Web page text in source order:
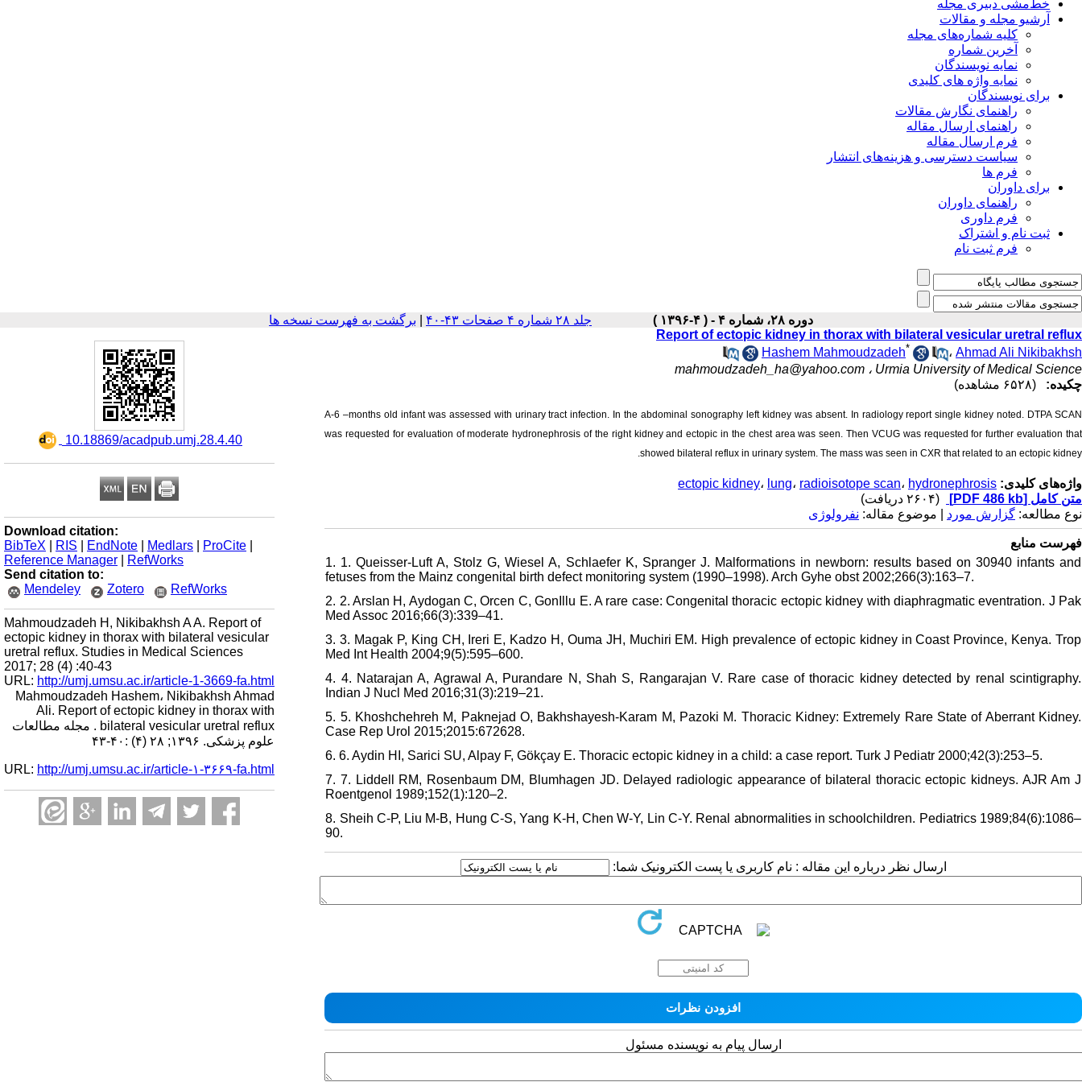
خط‌مشی دبیری مجله
آرشیو مجله و مقالات
کلیه شماره‌های مجله
آخرین شماره
نمایه نویسندگان
نمایه واژه های کلیدی
برای نویسندگان
راهنمای نگارش مقالات
راهنمای ارسال مقاله
فرم ارسال مقاله
سیاست دسترسی و هزینه‌های انتشار
فرم ها
برای داوران
راهنمای داوران
فرم داوری
ثبت نام و اشتراک
فرم ثبت نام
دوره ۲۸، شماره ۴ - ( ۴-۱۳۹۶ ) جلد ۲۸ شماره ۴ صفحات ۴۳-۴۰ برگشت به فهرست نسخه ها
‎ 10.18869/acadpub.umj.28.4.40
Download citation:
BibTeX
RIS EndNote Medlars ProCite
Reference Manager
RefWorks
Send citation to:
Mendeley
Zotero RefWorks
Mahmoudzadeh H, Nikibakhsh A A. Report of
ectopic kidney in thorax with bilateral vesicular
uretral reflux. Studies in Medical Sciences
2017; 28 (4) :40-43
URL: http://umj.umsu.ac.ir/article-1-3669-fa.html
Mahmoudzadeh Hashem، Nikibakhsh Ahmad
Ali. Report of ectopic kidney in thorax with
bilateral vesicular uretral reflux . مجله مطالعات
علوم پزشکی. ۱۳۹۶; ۲۸ (۴) :۴۰-۴۳
URL: http://umj.umsu.ac.ir/article-۱-۳۶۶۹-fa.html
Report of ectopic kidney in thorax with bilateral vesicular uretral reflux
Hashem Mahmoudzadeh* ، Ahmad Ali Nikibakhsh
Urmia University of Medical Science ،
mahmoudzadeh_ha@yahoo.com
چکیده:
(۶۵۲۸ مشاهده)
A-6 –months old infant was assessed with urinary tract infection. In the abdominal sonography left kidney was absent. In radiology report single kidney noted. DTPA SCAN
was requested for evaluation of moderate hydronephrosis of the right kidney and ectopic in the chest area was seen. Then VCUG was requested for further evaluation that
showed bilateral reflux in urinary system. The mass was seen in CXR that related to an ectopic kidney.
واژه‌های کلیدی: ectopic kidney، lung، radioisotope scan، hydronephrosis
متن کامل [PDF 486 kb]
(۲۶۰۴ دریافت)
نوع مطالعه: گزارش مورد | موضوع مقاله: نفرولوژی
فهرست منابع
1. 1. Queisser-Luft A, Stolz G, Wiesel A, Schlaefer K, Spranger J. Malformations in newborn: results based on 30940 infants and
fetuses from the Mainz congenital birth defect monitoring system (1990–1998). Arch Gyhe obst 2002;266(3):163–7.
2. 2. Arslan H, Aydogan C, Orcen C, GonIllu E. A rare case: Congenital thoracic ectopic kidney with diaphragmatic eventration. J Pak
Med Assoc 2016;66(3):339–41.
3. 3. Magak P, King CH, Ireri E, Kadzo H, Ouma JH, Muchiri EM. High prevalence of ectopic kidney in Coast Province, Kenya. Trop
Med Int Health 2004;9(5):595–600.
4. 4. Natarajan A, Agrawal A, Purandare N, Shah S, Rangarajan V. Rare case of thoracic kidney detected by renal scintigraphy.
Indian J Nucl Med 2016;31(3):219–21.
5. 5. Khoshchehreh M, Paknejad O, Bakhshayesh-Karam M, Pazoki M. Thoracic Kidney: Extremely Rare State of Aberrant Kidney.
Case Rep Urol 2015;2015:672628.
6. 6. Aydin HI, Sarici SU, Alpay F, Gökçay E. Thoracic ectopic kidney in a child: a case report. Turk J Pediatr 2000;42(3):253–5.
7. 7. Liddell RM, Rosenbaum DM, Blumhagen JD. Delayed radiologic appearance of bilateral thoracic ectopic kidneys. AJR Am J
Roentgenol 1989;152(1):120–2.
8. Sheih C-P, Liu M-B, Hung C-S, Yang K-H, Chen W-Y, Lin C-Y. Renal abnormalities in schoolchildren. Pediatrics 1989;84(6):1086–
90.
ارسال نظر درباره این مقاله : نام کاربری یا پست الکترونیک شما:
ارسال پیام به نویسنده مسئول